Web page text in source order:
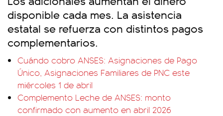
disponible cada mes. La asistencia
estatal se refuerza con distintos pagos
complementarios.
Cuándo cobro ANSES: Asignaciones de Pago
Único, Asignaciones Familiares de PNC este
miércoles 1 de abril
Complemento Leche de ANSES: monto
confirmado con aumento en abril 2026